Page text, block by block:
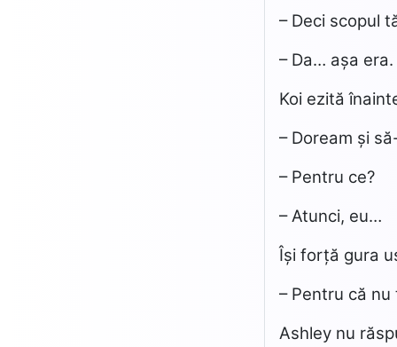
– Deci scopul
– Da… așa era.
Koi ezită
– Doream și
– Pentru ce?
– Atunci, eu…
Își forță gura
– Pentru că
Ashley nu